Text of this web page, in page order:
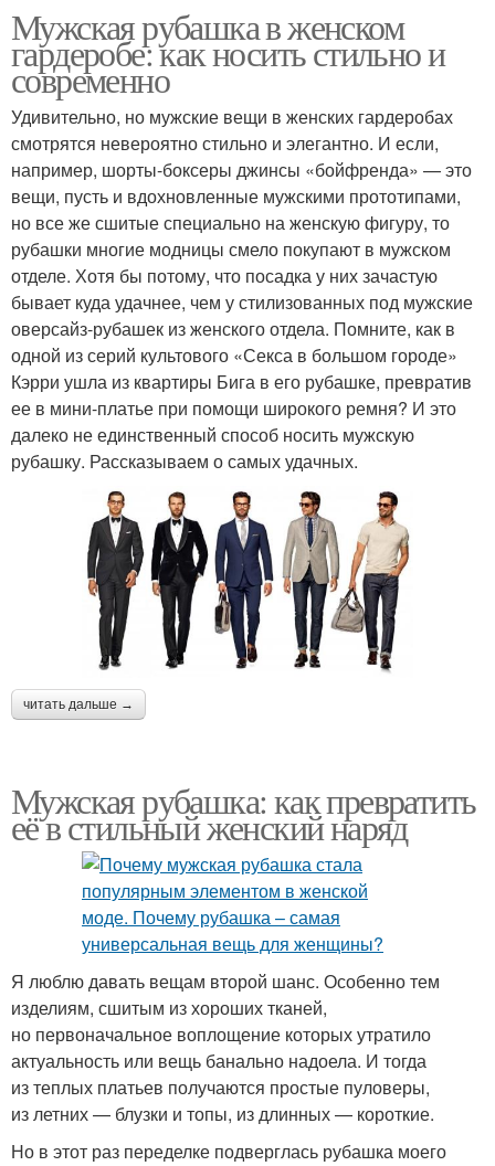
Мужская рубашка в женском
гардеробе: как носить стильно и
современно
Удивительно, но мужские вещи в женских гардеробах
смотрятся невероятно стильно и элегантно. И если,
например, шорты-боксеры джинсы «бойфренда» — это
вещи, пусть и вдохновленные мужскими прототипами,
но все же сшитые специально на женскую фигуру, то
рубашки многие модницы смело покупают в мужском
отделе. Хотя бы потому, что посадка у них зачастую
бывает куда удачнее, чем у стилизованных под мужские
оверсайз-рубашек из женского отдела. Помните, как в
одной из серий культового «Секса в большом городе»
Кэрри ушла из квартиры Бига в его рубашке, превратив
ее в мини-платье при помощи широкого ремня? И это
далеко не единственный способ носить мужскую
рубашку. Рассказываем о самых удачных.
читать дальше →
Мужская рубашка: как превратить
её в стильный женский наряд
Я люблю давать вещам второй шанс. Особенно тем
изделиям, сшитым из хороших тканей,
но первоначальное воплощение которых утратило
актуальность или вещь банально надоела. И тогда
из теплых платьев получаются простые пуловеры,
из летних — блузки и топы, из длинных — короткие.
Но в этот раз переделке подверглась рубашка моего